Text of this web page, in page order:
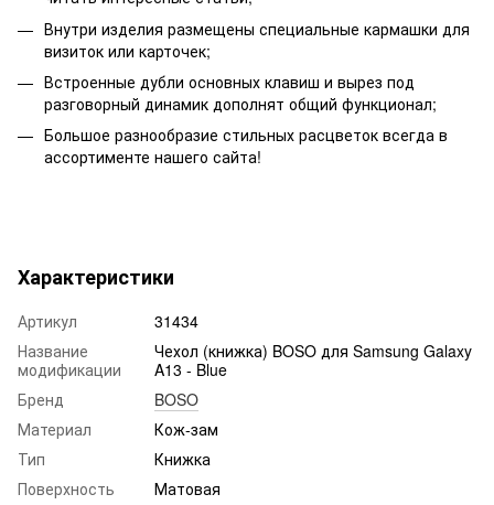
Внутри изделия размещены специальные кармашки для
визиток или карточек;
Встроенные дубли основных клавиш и вырез под
разговорный динамик дополнят общий функционал;
Большое разнообразие стильных расцветок всегда в
ассортименте нашего сайта!
Характеристики
Артикул
31434
Название
модификации
Чехол (книжка) BOSO для Samsung Galaxy
A13 - Blue
Бренд
BOSO
Материал
Кож-зам
Тип
Книжка
Поверхность
Матовая